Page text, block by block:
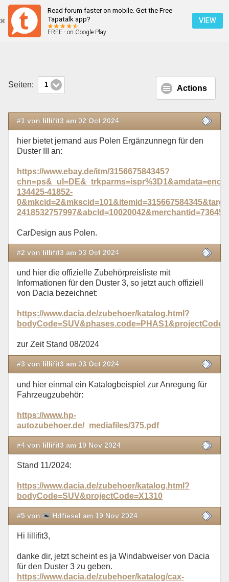
Read forum faster on mobile. Get the Free
Tapatalk app?
FREE - on Google Play
VIEW
Zubehör/Verschönerung Duster III
Seiten: 1 Actions
#1 von lillifit3 am 02 Oct 2024
hier bietet jemand aus Polen Ergänzunnegn für den
Duster III an:
https://www.ebay.de/itm/315667584345?
134425-41852-
CarDesign aus Polen.
#2 von lillifit3 am 03 Oct 2024
und hier die offizielle Zubehörpreisliste mit
Informationen für den Duster 3, so jetzt auch offiziell
von Dacia bezeichnet:
https://www.dacia.de/zubehoer/katalog.html?
zur Zeit Stand 08/2024
#3 von lillifit3 am 03 Oct 2024
und hier einmal ein Katalogbeispiel zur Anregung für
Fahrzeugzubehör:
https://www.hp-
autozubehoer.de/_mediafiles/375.pdf
#4 von lillifit3 am 19 Nov 2024
Stand 11/2024:
https://www.dacia.de/zubehoer/katalog.html?
bodyCode=SUV&projectCode=X1310
#5 von Hdfiesel am 19 Nov 2024
Hi lillifit3,
danke dir, jetzt scheint es ja Windabweiser von Dacia
für den Duster 3 zu geben.
https://www.dacia.de/zubehoer/katalog/cax-